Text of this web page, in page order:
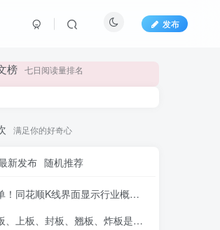
发布
！
榜 七日阅读量排名
满足你的好奇心
新发布 随机推荐
花顺K线界面显示行业概念指标代码图解
、封板、翘板、炸板是什么意思？炒股你必须懂的暗语！